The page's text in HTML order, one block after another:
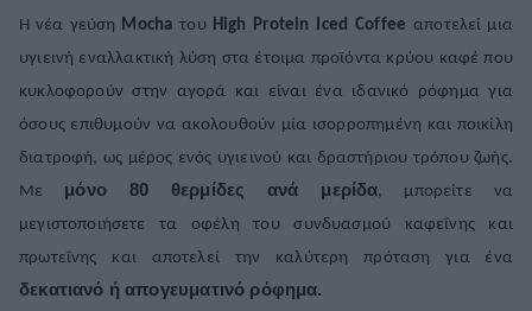
Η νέα γεύση Mocha του High Protein Iced Coffee αποτελεί μια
υγιεινή εναλλακτική λύση στα έτοιμα προϊόντα κρύου καφέ που
κυκλοφορούν στην αγορά και είναι ένα ιδανικό ρόφημα για
όσους επιθυμούν να ακολουθούν μία ισορροπημένη και ποικίλη
διατροφή, ως μέρος ενός υγιεινού και δραστήριου τρόπου ζωής.
Με μόνο 80 θερμίδες ανά μερίδα, μπορείτε να
μεγιστοποιήσετε τα οφέλη του συνδυασμού καφεΐνης και
πρωτεΐνης και αποτελεί την καλύτερη πρόταση για ένα
δεκατιανό ή απογευματινό ρόφημα.